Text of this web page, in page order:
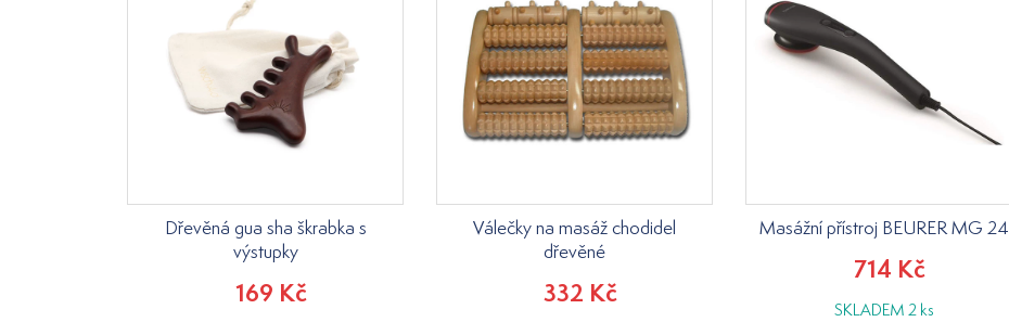
Dřevěná gua sha škrabka s
výstupky
169 Kč
Válečky na masáž chodidel
dřevěné
332 Kč
Masážní přístroj BEURER MG 24
714 Kč
SKLADEM 2 ks